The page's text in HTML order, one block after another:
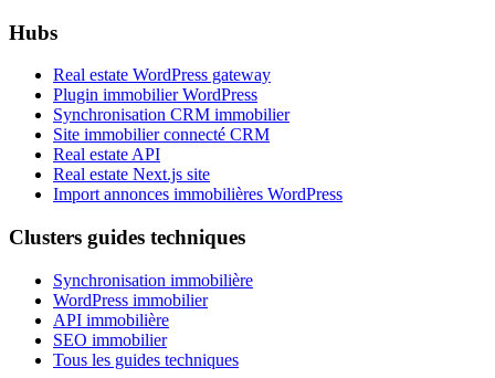
Hubs
Real estate WordPress gateway
Plugin immobilier WordPress
Synchronisation CRM immobilier
Site immobilier connecté CRM
Real estate API
Real estate Next.js site
Import annonces immobilières WordPress
Clusters guides techniques
Synchronisation immobilière
WordPress immobilier
API immobilière
SEO immobilier
Tous les guides techniques